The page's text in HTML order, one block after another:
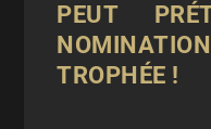
PEUT
TROPHÉE !